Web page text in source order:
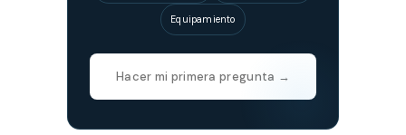
Equipamiento
Hacer mi primera pregunta →